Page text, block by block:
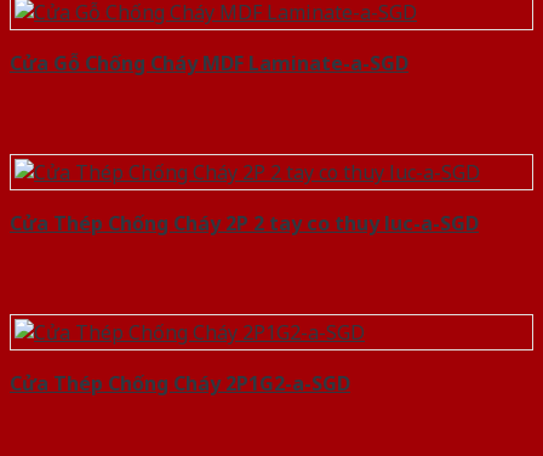
Cửa Gỗ Chống Cháy MDF Laminate-a-SGD
Cửa Thép Chống Cháy 2P 2 tay co thuy luc-a-SGD
Cửa Thép Chống Cháy 2P1G2-a-SGD